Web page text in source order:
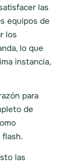
las
equipos de
los
lo que
instancia,
para
de
las